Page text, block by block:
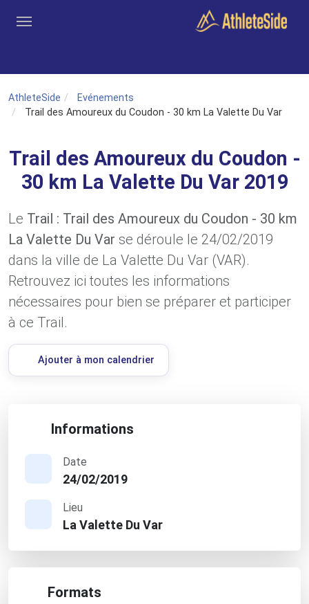
AthleteSide
Evénements
Trail des Amoureux du Coudon - 30 km La Valette Du Var
Trail des Amoureux du Coudon -
30 km La Valette Du Var 2019
Le Trail : Trail des Amoureux du Coudon - 30 km
La Valette Du Var se déroule le 24/02/2019
dans la ville de La Valette Du Var (VAR).
Retrouvez ici toutes les informations
nécessaires pour bien se préparer et participer
à ce Trail.
Ajouter à mon calendrier
Informations
Date
24/02/2019
Lieu
La Valette Du Var
Formats